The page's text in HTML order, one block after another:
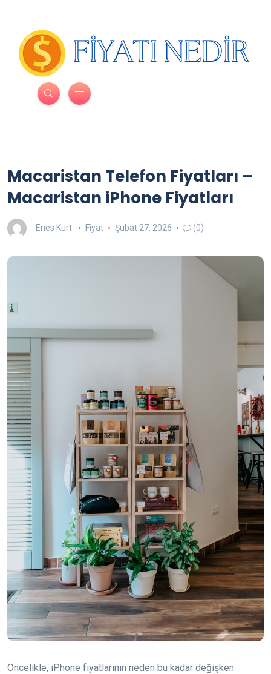
Macaristan Telefon Fiyatları –
Macaristan iPhone Fiyatları
Enes Kurt Fiyat Şubat 27, 2026 (0)
Öncelikle, iPhone fiyatlarının neden bu kadar değişken